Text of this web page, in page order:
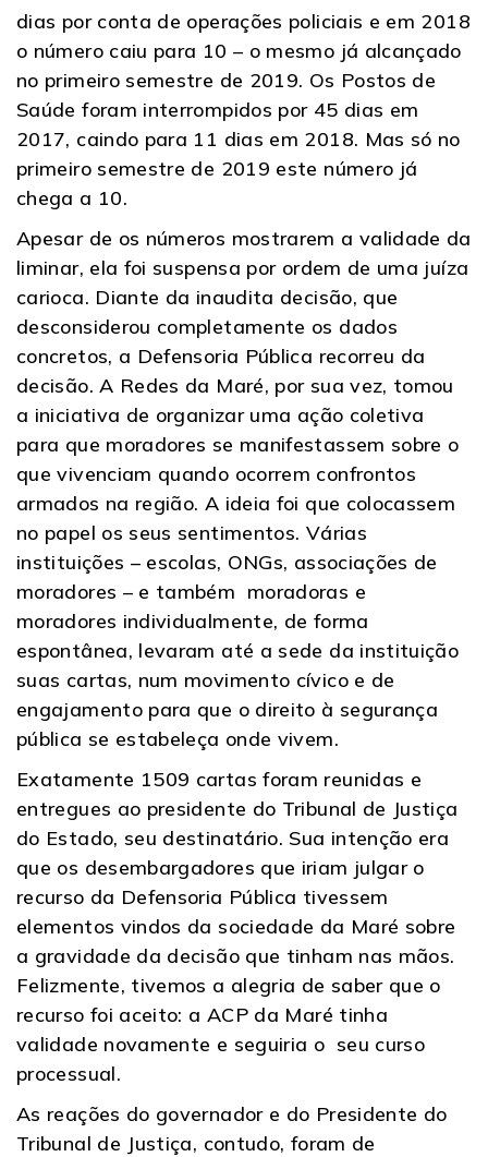
dias por conta de operações policiais e em 2018
o número caiu para 10 – o mesmo já alcançado
no primeiro semestre de 2019. Os Postos de
Saúde foram interrompidos por 45 dias em
2017, caindo para 11 dias em 2018. Mas só no
primeiro semestre de 2019 este número já
chega a 10.
Apesar de os números mostrarem a validade da
liminar, ela foi suspensa por ordem de uma juíza
carioca. Diante da inaudita decisão, que
desconsiderou completamente os dados
concretos, a Defensoria Pública recorreu da
decisão. A Redes da Maré, por sua vez, tomou
a iniciativa de organizar uma ação coletiva
para que moradores se manifestassem sobre o
que vivenciam quando ocorrem confrontos
armados na região. A ideia foi que colocassem
no papel os seus sentimentos. Várias
instituições – escolas, ONGs, associações de
moradores – e também moradoras e
moradores individualmente, de forma
espontânea, levaram até a sede da instituição
suas cartas, num movimento cívico e de
engajamento para que o direito à segurança
pública se estabeleça onde vivem.
Exatamente 1509 cartas foram reunidas e
entregues ao presidente do Tribunal de Justiça
do Estado, seu destinatário. Sua intenção era
que os desembargadores que iriam julgar o
recurso da Defensoria Pública tivessem
elementos vindos da sociedade da Maré sobre
a gravidade da decisão que tinham nas mãos.
Felizmente, tivemos a alegria de saber que o
recurso foi aceito: a ACP da Maré tinha
validade novamente e seguiria o seu curso
processual.
As reações do governador e do Presidente do
Tribunal de Justiça, contudo, foram de